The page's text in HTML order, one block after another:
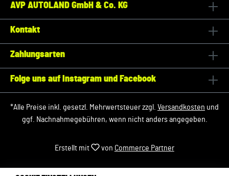
AVP AUTOLAND GmbH & Co. KG
Kontakt
Zahlungsarten
Folge uns auf Instagram und Facebook
*Alle Preise inkl. gesetzl. Mehrwertsteuer zzgl. Versandkosten und
ggf. Nachnahmegebühren, wenn nicht anders angegeben.
Erstellt mit von Commerce Partner